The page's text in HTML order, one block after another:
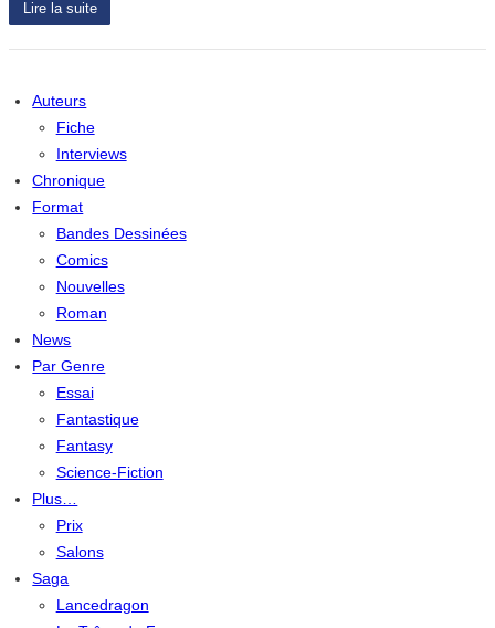
Lire la suite
Auteurs
Fiche
Interviews
Chronique
Format
Bandes Dessinées
Comics
Nouvelles
Roman
News
Par Genre
Essai
Fantastique
Fantasy
Science-Fiction
Plus…
Prix
Salons
Saga
Lancedragon